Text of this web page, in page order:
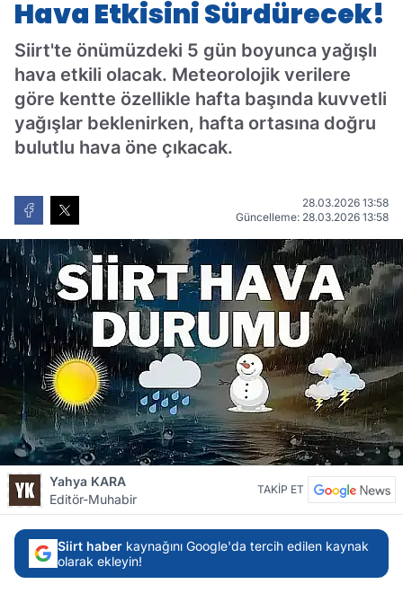
Hava Etkisini Sürdürecek!
Siirt'te önümüzdeki 5 gün boyunca yağışlı
hava etkili olacak. Meteorolojik verilere
göre kentte özellikle hafta başında kuvvetli
yağışlar beklenirken, hafta ortasına doğru
bulutlu hava öne çıkacak.
28.03.2026 13:58
Güncelleme: 28.03.2026 13:58
Yahya KARA
Editör-Muhabir
TAKİP ET
Siirt haber kaynağını Google'da tercih edilen kaynak
olarak ekleyin!